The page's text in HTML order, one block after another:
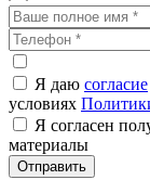
Я даю согласие
условиях
Я согласен
материалы
Отправить